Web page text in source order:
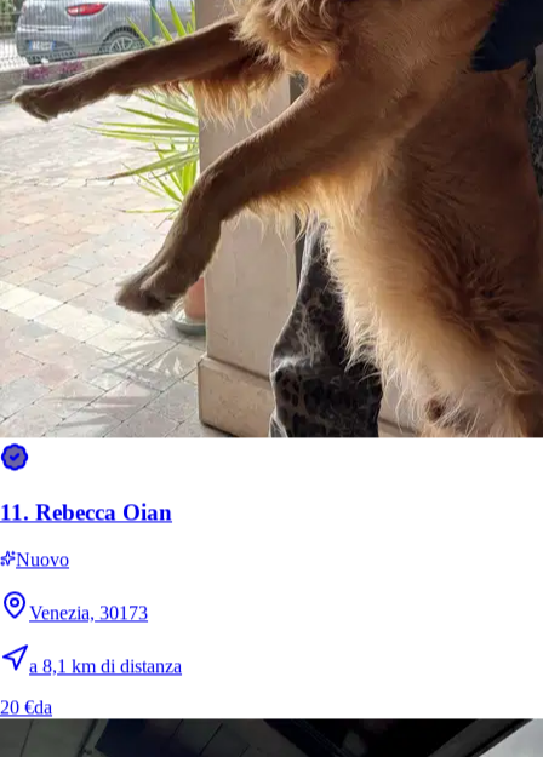
a 4,5 km di distanza
20 €da
11. Rebecca Oian
Nuovo
Venezia, 30173
a 8,1 km di distanza
20 €da